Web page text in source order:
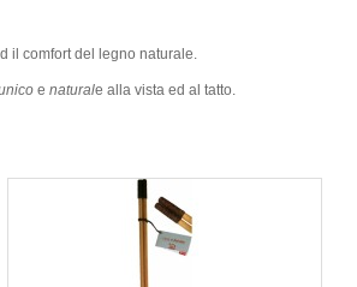
il comfort del legno naturale.
e naturale alla vista ed al tatto.